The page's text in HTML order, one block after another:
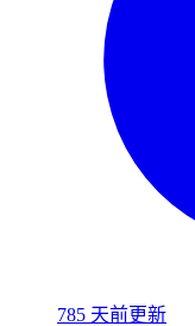
785 天前更新